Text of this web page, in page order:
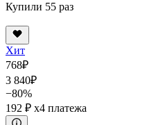
Купили 55 раз
Хит
768₽
3 840₽
−80%
192 ₽ x4 платежа